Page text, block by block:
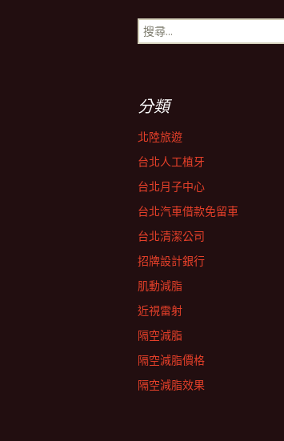
搜
尋
分類
北陸旅遊
台北人工植牙
台北月子中心
台北汽車借款免留車
台北清潔公司
招牌設計銀行
肌動減脂
近視雷射
隔空減脂
隔空減脂價格
隔空減脂效果